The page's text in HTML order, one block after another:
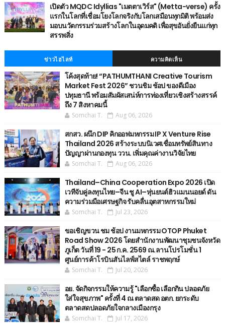
เปิดตัว MQDC Idyllias "เมตตาเวิร์ส" (Metta-verse) ครั้ง
แรกในโลกที่เชื่อมโยงโลกจริงกับโลกเสมือนทุกมิติ พร้อมส่ง
มอบนวัตกรรมร่วมสร้างโลกในอุดมคติ เพื่อสุขอันยั่งยืนแก่ทุก
สรรพสิ่ง
ข่าวไฮไลท์ ความคิดเห็น
โค้งสุดท้าย! “PATHUMTHANI Creative Tourism
Market Fest 2026” ชวนชิม ช้อป ของดีเมือง
ปทุมธานี พร้อมสัมผัสเสน่ห์การท่องเที่ยวเชิงสร้างสรรค์
ถึง 7 สิงหาคมนี้
Somchai T. Aug 06, 2026
สกสว. ผนึก DIP คิกออฟมหกรรม IP X Venture Rise
Thailand 2026 สร้างระบบนิเวศเชื่อมทรัพย์สินทาง
ปัญญาผ่านกองทุน ววน. เพิ่มคุณค่างานวิจัยไทย
Somchai T. Aug 06, 2026
Thailand–China Cooperation Expo 2026 เปิด
เวทีจับคู่ลงทุนไทย–จีน ชู AI–หุ่นยนต์ฮิวแมนนอยด์ ดัน
ความร่วมมือเศรษฐกิจ รับคลื่นอุตสาหกรรมใหม่
Somchai T. Jul 23, 2026
ขอเชิญขวน ชม ช้อป งานมหกรรม OTOP Phuket
Road Show 2026 โดยสำนักงานพัฒนาชุมชนจังหวัด
ภูเก็ต วันที่ 19 - 25 ก.ค. 2569 ณ.ลานโปรโมชั่น 1
ศูนย์การค้าโรบินสันไลฟ์สไตล์ ราชพฤกษ์
Somchai T. Jul 20, 2026
อย. จัดกิจกรรมให้ความรู้ "เลือกซื้อ เลือกกิน ปลอดภัย
ใส่ใจสุขภาพ" ครั้งที่ 4 ณ ตลาดสด อตก. ยกระดับ
ตลาดสดปลอดภัยใจกลางเมืองกรุง
Somchai T. Jul 17, 2026